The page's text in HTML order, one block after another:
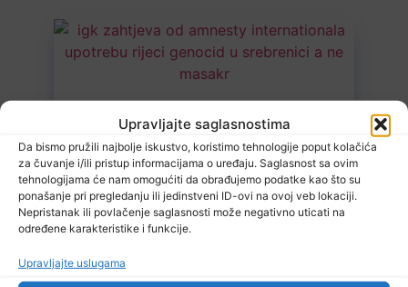
Upravljajte saglasnostima
Da bismo pružili najbolje iskustvo, koristimo tehnologije poput kolačića
za čuvanje i/ili pristup informacijama o uređaju. Saglasnost sa ovim
tehnologijama će nam omogućiti da obrađujemo podatke kao što su
ponašanje pri pregledanju ili jedinstveni ID-ovi na ovoj veb lokaciji.
Nepristanak ili povlačenje saglasnosti može negativno uticati na
određene karakteristike i funkcije.
Upravljajte uslugama
7 Augusta, 2026
Danas nova saslušanja saradnika Memorijalnog centra Srebrenica
TV RASPORED